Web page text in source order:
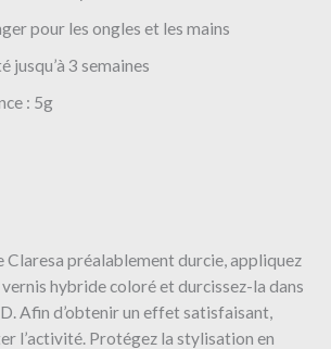
pour les ongles et les mains
jusqu’à 3 semaines
: 5g
Claresa préalablement durcie, appliquez
vernis hybride coloré et durcissez-la dans
Afin d’obtenir un effet satisfaisant,
l’activité. Protégez la stylisation en